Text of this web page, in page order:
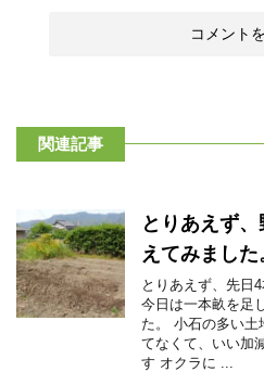
関連記事
とりあえず
えてみました
とりあえず、先日
今日は一本畝を足
た。 小石の多い土
てなくて、いい加
す オクラに ...